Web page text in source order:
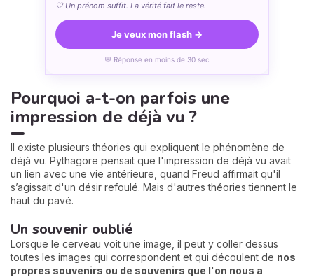
🤍 Un prénom suffit. La vérité fait le reste.
Je veux mon flash →
💬 Réponse en moins de 30 sec
Pourquoi a-t-on parfois une
impression de déjà vu ?
Il existe plusieurs théories qui expliquent le phénomène de
déjà vu. Pythagore pensait que l'impression de déjà vu avait
un lien avec une vie antérieure, quand Freud affirmait qu'il
s’agissait d'un désir refoulé. Mais d'autres théories tiennent le
haut du pavé.
Un souvenir oublié
Lorsque le cerveau voit une image, il peut y coller dessus
toutes les images qui correspondent et qui découlent de nos
propres souvenirs ou de souvenirs que l'on nous a